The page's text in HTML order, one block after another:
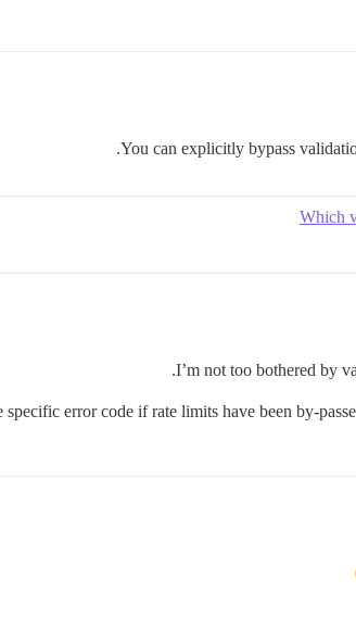
You can explicitly bypass
Which
I’m not too bothered by
specific error code if rate limits have been by-